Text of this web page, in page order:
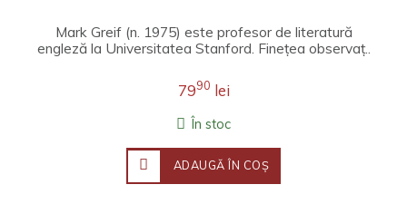
Mark Greif (n. 1975) este profesor de literatură
engleză la Universitatea Stanford. Fineţea observaţ..
7990 lei
În stoc
ADAUGĂ ÎN COŞ